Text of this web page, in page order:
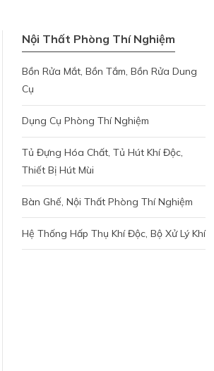
Nội Thất Phòng Thí Nghiệm
Bồn Rửa Mắt, Bồn Tắm, Bồn Rửa Dung
Cụ
Dụng Cụ Phòng Thí Nghiệm
Tủ Đựng Hóa Chất, Tủ Hút Khí Độc,
Thiết Bị Hút Mùi
Bàn Ghế, Nội Thất Phòng Thí Nghiệm
Hệ Thống Hấp Thụ Khí Độc, Bộ Xử Lý Khí